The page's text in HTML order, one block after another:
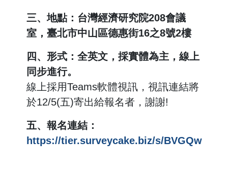
三、地點：台灣經濟研究院208會議
室，臺北市中山區德惠街16之8號2樓
四、形式：全英文，採實體為主，線上
同步進行。
線上採用Teams軟體視訊，視訊連結將
於12/5(五)寄出給報名者，謝謝!
五、報名連結：
https://tier.surveycake.biz/s/BVGQw